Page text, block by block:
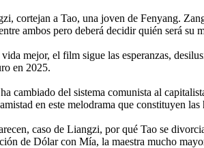
cortejan a Tao, una joven de Fenyang.
ambos pero deberá decidir quién será su
mejor, el film sigue las esperanzas,
en 2025.
cambiado del sistema comunista al
en este melodrama que constituyen
caso de Liangzi, por qué Tao se
de Dólar con Mía, la maestra mucho